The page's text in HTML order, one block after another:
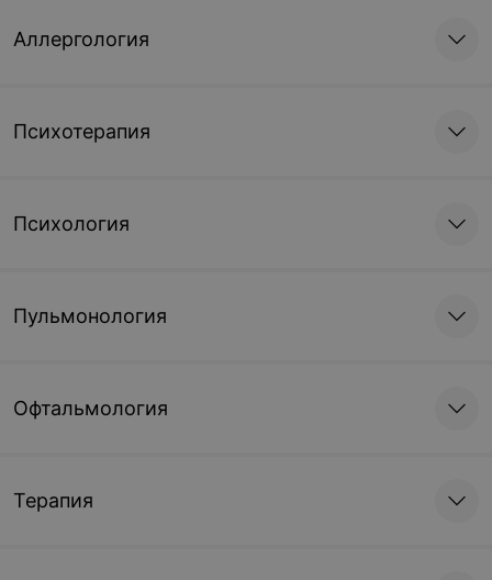
Аллергология
Психотерапия
Психология
Пульмонология
Офтальмология
Терапия